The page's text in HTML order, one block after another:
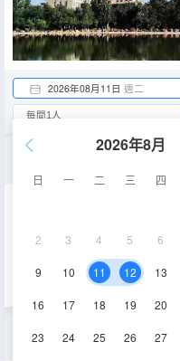
2026年08月11日 週二
2026年8月
日 一 二 三 四
2 3 4 5 6
9 10 11 12 13
16 17 18 19 20
23 24 25 26 27